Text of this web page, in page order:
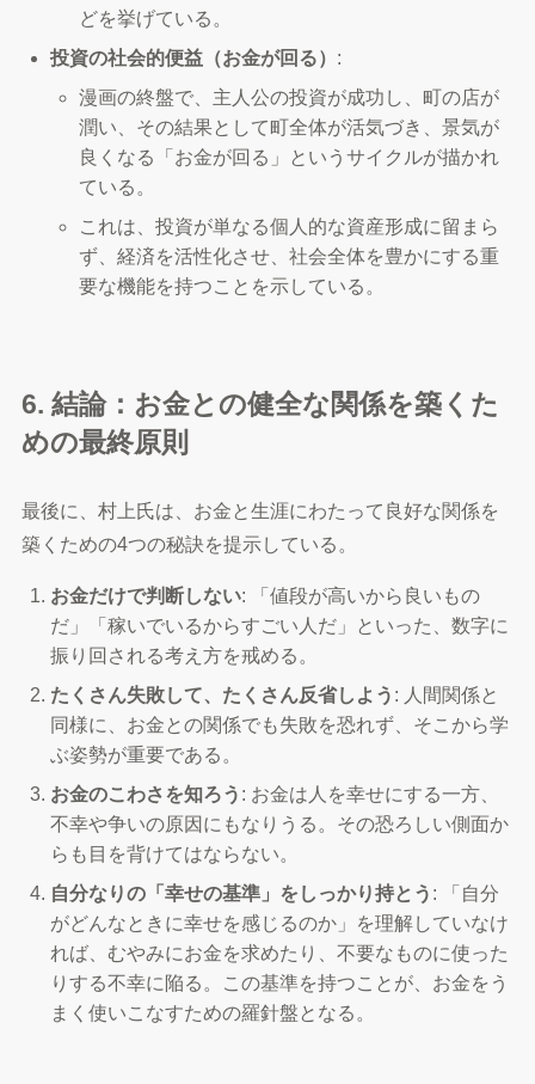
どを挙げている。
投資の社会的便益（お金が回る） :
漫画の終盤で、主人公の投資が成功し、町の店が
潤い、その結果として町全体が活気づき、景気が
良くなる「お金が回る」というサイクルが描かれ
ている。
これは、投資が単なる個人的な資産形成に留まら
ず、経済を活性化させ、社会全体を豊かにする重
要な機能を持つことを示している。
6. 結論：お金との健全な関係を築くた
めの最終原則
最後に、村上氏は、お金と生涯にわたって良好な関係を
築くための4つの秘訣を提示している。
お金だけで判断しない: 「値段が高いから良いもの
だ」「稼いでいるからすごい人だ」といった、数字に
振り回される考え方を戒める。
たくさん失敗して、たくさん反省しよう : 人間関係と
同様に、お金との関係でも失敗を恐れず、そこから学
ぶ姿勢が重要である。
お金のこわさを知ろう : お金は人を幸せにする一方、
不幸や争いの原因にもなりうる。その恐ろしい側面か
らも目を背けてはならない。
自分なりの「幸せの基準」をしっかり持とう : 「自分
がどんなときに幸せを感じるのか」を理解していなけ
れば、むやみにお金を求めたり、不要なものに使った
りする不幸に陥る。この基準を持つことが、お金をう
まく使いこなすための羅針盤となる。